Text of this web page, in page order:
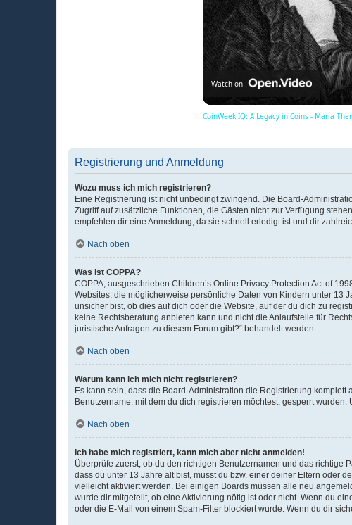
Watch on
CoinWeek IQ: A Legacy in Coins - Maria
Registrierung und Anmeldung
Wozu muss ich mich registrieren?
Eine Registrierung ist nicht unbedingt zwingend. Die Board-
Zugriff auf zusätzliche Funktionen, die Gästen nicht zur Verfügung
empfehlen dir eine Anmeldung, da sie schnell erledigt ist und dir
Nach oben
Was ist COPPA?
COPPA, ausgeschrieben Children’s Online Privacy Protection Act of
Websites, die möglicherweise persönliche Daten von Kindern unter 13
unsicher bist, ob dies auf dich oder die Website, auf der du dich zu
keine Rechtsberatung anbieten kann und nicht die Anlaufstelle für
juristische Anfragen zu diesem Forum gibt?“ behandelt werden.
Nach oben
Warum kann ich mich nicht registrieren?
Es kann sein, dass die Board-Administration die Registrierung
Benutzername, mit dem du dich registrieren möchtest, gesperrt
Nach oben
Ich habe mich registriert, kann mich aber nicht anmelden!
Überprüfe zuerst, ob du den richtigen Benutzernamen und das richtige
dass du unter 13 Jahre alt bist, musst du bzw. einer deiner Eltern oder
vielleicht aktiviert werden. Bei einigen Boards müssen alle neu
wurde dir mitgeteilt, ob eine Aktivierung nötig ist oder nicht. Wenn du
oder die E-Mail von einem Spam-Filter blockiert wurde. Wenn du dir